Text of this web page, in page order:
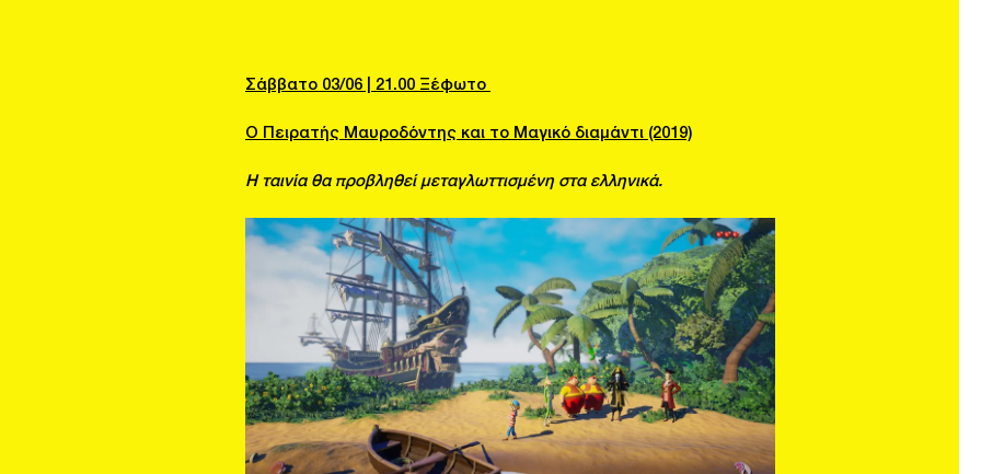
Σάββατο 03/06 | 21.00 Ξέφωτο
Ο Πειρατής Μαυροδόντης και το Mαγικό διαμάντι (2019)
Η ταινία θα προβληθεί μεταγλωττισμένη στα ελληνικά.